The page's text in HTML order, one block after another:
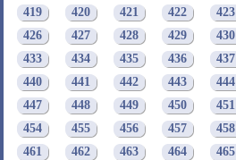
419
420 421 422 423
426
427 428 429 430
433
434 435 436 437
440
441 442 443 444
447
448 449 450 451
454
455 456 457 458
461
462 463 464 465